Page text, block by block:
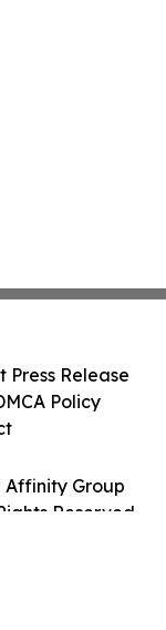
Affinity Group
Reserved.
Press Release
Policy